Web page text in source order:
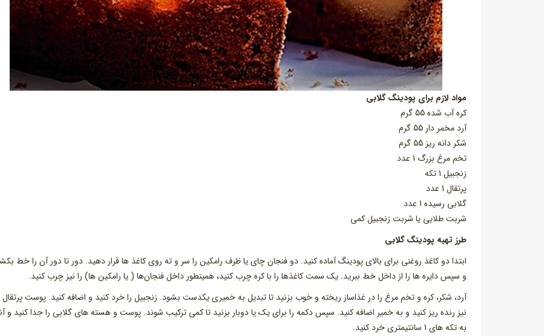
مواد لازم برای پودینگ گلابی
کره آب شده 55 گرم
آرد مخمر دار 55 گرم
شکر دانه ریز 55 گرم
تخم مرغ بزرگ 1 عدد
زنجبیل 1 تکه
پرتقال 1 عدد
گلابی رسیده 1 عدد
شربت طلایی یا شربت زنجبیل کمی
طرز تهیه پودینگ گلابی
ابتدا دو کاغذ روغنی برای بالای پودینگ آماده کنید. دو فنجان چای یا ظرف رامکین را سر و ته روی کاغذ ها قرار دهید. دور تا دور آن را خط
و سپس دایره ها را از داخل خط ببرید. یک سمت کاغذها را با کره چرب کنید، همینطور داخل فنجان‌ها ( یا رامکین ها) را نیز چرب کنید.
آرد، شکر، کره و تخم مرغ را در غذاساز ریخته و خوب بزنید تا تبدیل به خمیری یکدست بشود. زنجبیل را خرد کنید و اضافه کنید. پوست پرتقال
نیز رنده ریز کنید و به خمیر اضافه کنید. سپس دکمه را برای یک یا دوبار بزنید تا کمی ترکیب شوند. پوست و هسته های گلابی را جدا کنید و
به تکه های 1 سانتیمتری خرد کنید.